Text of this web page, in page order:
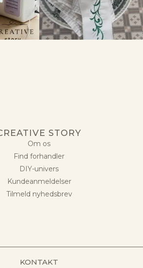
STORY
Om os
Find forhandler
DIY-univers
Kundeanmeldelser
Tilmeld nyhedsbrev
KONTAKT